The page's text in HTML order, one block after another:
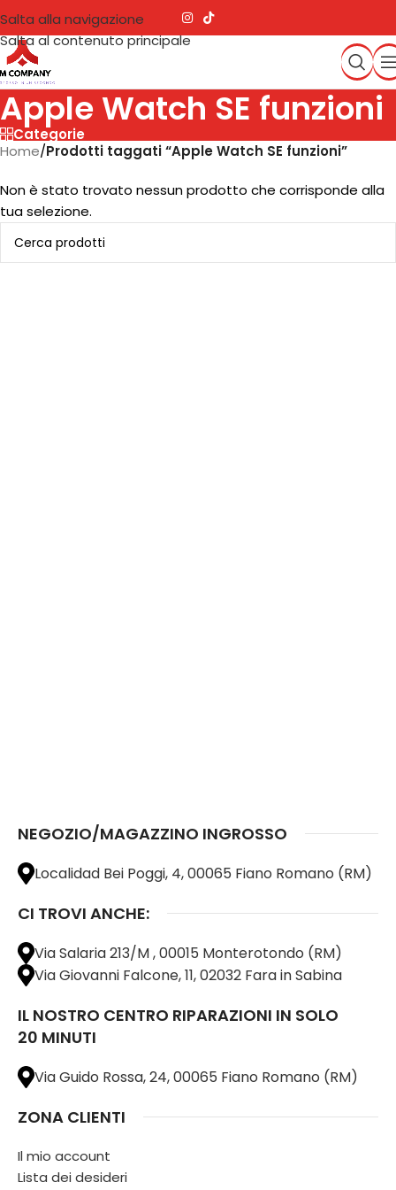
Salta alla navigazione
Salta al contenuto principale
Apple Watch SE funzioni
Categorie
Home/Prodotti taggati “Apple Watch SE funzioni”
Non è stato trovato nessun prodotto che corrisponde alla
tua selezione.
NEGOZIO/MAGAZZINO INGROSSO
Localidad Bei Poggi, 4, 00065 Fiano Romano (RM)
CI TROVI ANCHE:
Via Salaria 213/M , 00015 Monterotondo (RM)
Via Giovanni Falcone, 11, 02032 Fara in Sabina
IL NOSTRO CENTRO RIPARAZIONI IN SOLO
20 MINUTI
Via Guido Rossa, 24, 00065 Fiano Romano (RM)
ZONA CLIENTI
Il mio account
Lista dei desideri